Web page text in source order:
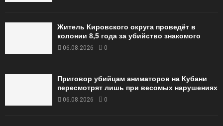
Житель Кировского округа проведёт в
колонии 8,5 года за убийство знакомого
06.08.2026 0
Приговор убийцам аниматоров на Кубани
пересмотрят лишь при весомых нарушениях
06.08.2026 0